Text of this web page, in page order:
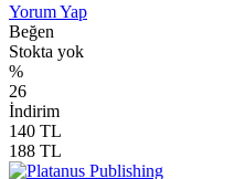
Yorum Yap
Beğen
Stokta yok
%
26
İndirim
140 TL
188 TL